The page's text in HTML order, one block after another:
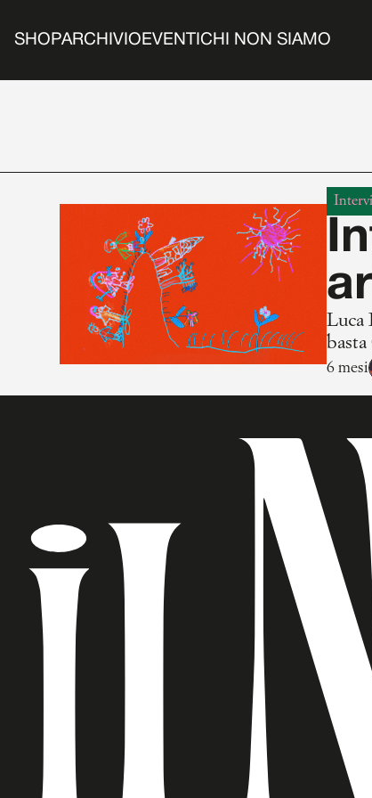
SHOPARCHIVIO EVENTI CHI NON SIAMO
Luca
tra
6 mesi